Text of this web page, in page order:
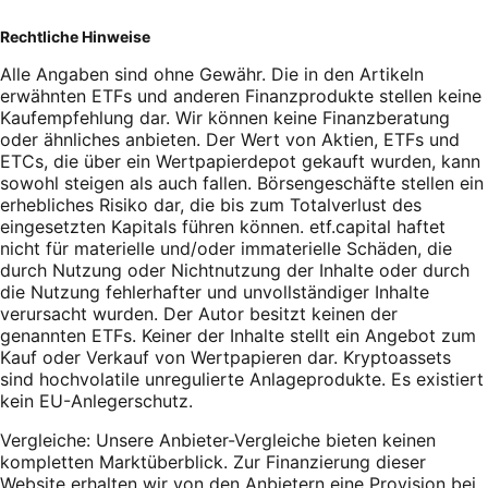
Rechtliche Hinweise
Alle Angaben sind ohne Gewähr. Die in den Artikeln
erwähnten ETFs und anderen Finanzprodukte stellen keine
Kaufempfehlung dar. Wir können keine Finanzberatung
oder ähnliches anbieten. Der Wert von Aktien, ETFs und
ETCs, die über ein Wertpapierdepot gekauft wurden, kann
sowohl steigen als auch fallen. Börsengeschäfte stellen ein
erhebliches Risiko dar, die bis zum Totalverlust des
eingesetzten Kapitals führen können. etf.capital haftet
nicht für materielle und/oder immaterielle Schäden, die
durch Nutzung oder Nichtnutzung der Inhalte oder durch
die Nutzung fehlerhafter und unvollständiger Inhalte
verursacht wurden. Der Autor besitzt keinen der
genannten ETFs. Keiner der Inhalte stellt ein Angebot zum
Kauf oder Verkauf von Wertpapieren dar. Kryptoassets
sind hochvolatile unregulierte Anlageprodukte. Es existiert
kein EU-Anlegerschutz.
Vergleiche: Unsere Anbieter-Vergleiche bieten keinen
kompletten Marktüberblick. Zur Finanzierung dieser